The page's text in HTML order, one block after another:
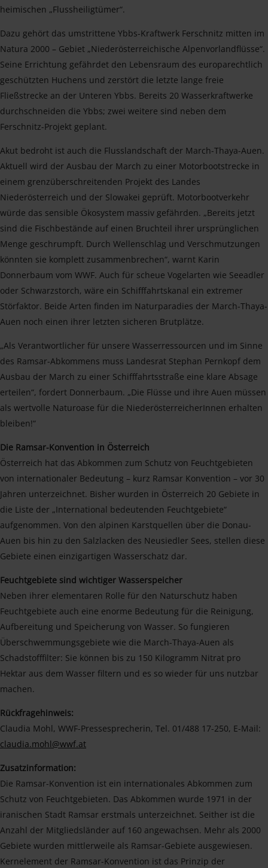
heimischen „Flussheiligtümer“.
Dazu gehört das umstrittene Ybbs-Kraftwerk Ferschnitz mitten im
Natura 2000 – Gebiet „Niederösterreichische Alpenvorlandflüsse“.
Seine Errichtung gefährdet den Lebensraum des europarechtlich
geschützten Huchens und zerstört die letzte lange freie
Fließstrecke an der Unteren Ybbs. Bereits 20 Wasserkraftwerke
durchschneiden die Ybbs; zwei weitere sind neben dem
Ferschnitz-Projekt geplant.
Akut bedroht ist auch die Flusslandschaft der March-Thaya-Auen.
Aktuell wird der Ausbau der March zu einer Motorbootstrecke in
einem grenzüberschreitenden Projekt des Landes
Niederösterreich und der Slowakei geprüft. Motorbootverkehr
würde das sensible Ökosystem massiv gefährden. „Bereits jetzt
sind die Fischbestände auf einen Bruchteil ihrer ursprünglichen
Menge geschrumpft. Durch Wellenschlag und Verschmutzungen
könnten sie komplett zusammenbrechen“, warnt Karin
Donnerbaum vom WWF. Auch für scheue Vogelarten wie Seeadler
oder Schwarzstorch, wäre ein Schifffahrtskanal ein extremer
Störfaktor. Beide Arten finden im Naturparadies der March-Thaya-
Auen noch einen ihrer letzten sicheren Brutplätze.
„Als Verantwortlicher für unsere Wasserressourcen und im Sinne
des Ramsar-Abkommens muss Landesrat Stephan Pernkopf dem
Ausbau der March zu einer Schifffahrtsstraße eine klare Absage
erteilen“, fordert Donnerbaum. „Die Flüsse und ihre Auen müssen
als wertvolle Naturoase für die NiederösterreicherInnen erhalten
bleiben!“
Die Ramsar-Konvention in Österreich
Österreich hat das Abkommen zum Schutz von Feuchtgebieten
von internationaler Bedeutung – kurz Ramsar Konvention – vor 30
Jahren unterzeichnet. Bisher wurden in Österreich 20 Gebiete in
die Liste der „International bedeutenden Feuchtgebiete“
aufgenommen. Von den alpinen Karstquellen über die Donau-
Auen bis hin zu den Salzlacken des Neusiedler Sees, stellen diese
Gebiete einen einzigartigen Wasserschatz dar.
Feuchtgebiete sind wichtiger Wasserspeicher
Neben ihrer elementaren Rolle für den Naturschutz haben
Feuchtgebiete auch eine enorme Bedeutung für die Reinigung,
Aufbereitung und Speicherung von Wasser. So fungieren
Überschwemmungsgebiete wie die March-Thaya-Auen als
Schadstofffilter: Sie können bis zu 150 Kilogramm Nitrat pro
Hektar aus dem Wasser filtern und es so wieder für uns nutzbar
machen.
Rückfragehinweis:
Claudia Mohl, WWF-Pressesprecherin, Tel. 01/488 17-250, E-Mail:
claudia.mohl@wwf.at
Zusatzinformation:
Die Ramsar-Konvention ist ein internationales Abkommen zum
Schutz von Feuchtgebieten. Das Abkommen wurde 1971 in der
iranischen Stadt Ramsar erstmals unterzeichnet. Seither ist die
Anzahl der Mitgliedsländer auf 160 angewachsen. Mehr als 2000
Gebiete wurden mittlerweile als Ramsar-Gebiete ausgewiesen.
Kernelement der Ramsar-Konvention ist das Prinzip der